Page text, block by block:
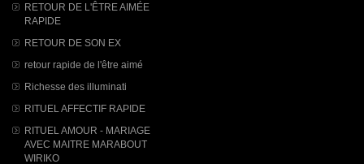
RETOUR DE L'ÊTRE AIMÉE
RAPIDE
RETOUR DE SON EX
retour rapide de l'être aimé
Richesse des illuminati
RITUEL AFFECTIF RAPIDE
RITUEL AMOUR - MARIAGE
AVEC MAITRE MARABOUT
WIRIKO